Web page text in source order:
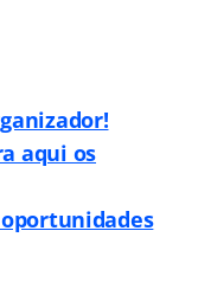
aqui os
oportunidades